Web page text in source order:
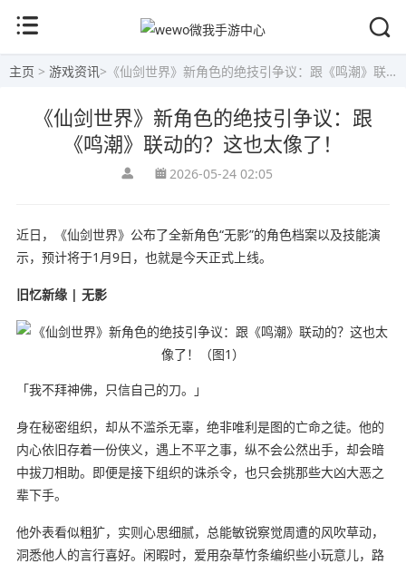
主页 > 游戏资讯> 《仙剑世界》新角色的绝技引争议：跟《鸣潮》联动的？这也太像了！
《仙剑世界》新角色的绝技引争议：跟
《鸣潮》联动的？这也太像了！
2026-05-24 02:05
近日，《仙剑世界》公布了全新角色“无影”的角色档案以及技能演
示，预计将于1月9日，也就是今天正式上线。
旧忆新缘 | 无影
「我不拜神佛，只信自己的刀。」
身在秘密组织，却从不滥杀无辜，绝非唯利是图的亡命之徒。他的
内心依旧存着一份侠义，遇上不平之事，纵不会公然出手，却会暗
中拔刀相助。即便是接下组织的诛杀令，也只会挑那些大凶大恶之
辈下手。
他外表看似粗犷，实则心思细腻，总能敏锐察觉周遭的风吹草动，
洞悉他人的言行喜好。闲暇时，爱用杂草竹条编织些小玩意儿，路